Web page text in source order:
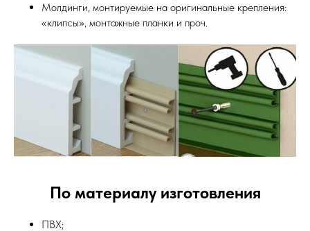
Молдинги, монтируемые на оригинальные крепления:
«клипсы», монтажные планки и проч.
По материалу изготовления
ПВХ;